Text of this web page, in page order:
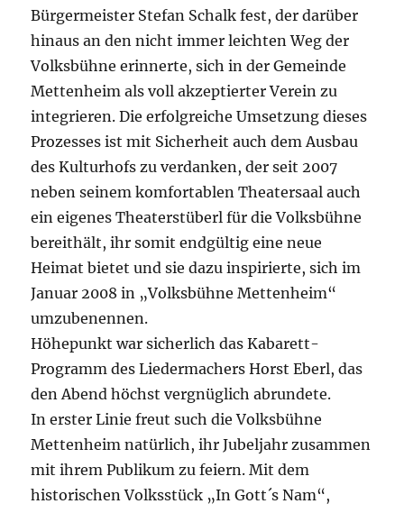
Bürgermeister Stefan Schalk fest, der darüber
hinaus an den nicht immer leichten Weg der
Volksbühne erinnerte, sich in der Gemeinde
Mettenheim als voll akzeptierter Verein zu
integrieren. Die erfolgreiche Umsetzung dieses
Prozesses ist mit Sicherheit auch dem Ausbau
des Kulturhofs zu verdanken, der seit 2007
neben seinem komfortablen Theatersaal auch
ein eigenes Theaterstüberl für die Volksbühne
bereithält, ihr somit endgültig eine neue
Heimat bietet und sie dazu inspirierte, sich im
Januar 2008 in „Volksbühne Mettenheim“
umzubenennen.
Höhepunkt war sicherlich das Kabarett-
Programm des Liedermachers Horst Eberl, das
den Abend höchst vergnüglich abrundete.
In erster Linie freut such die Volksbühne
Mettenheim natürlich, ihr Jubeljahr zusammen
mit ihrem Publikum zu feiern. Mit dem
historischen Volksstück „In Gott´s Nam“,